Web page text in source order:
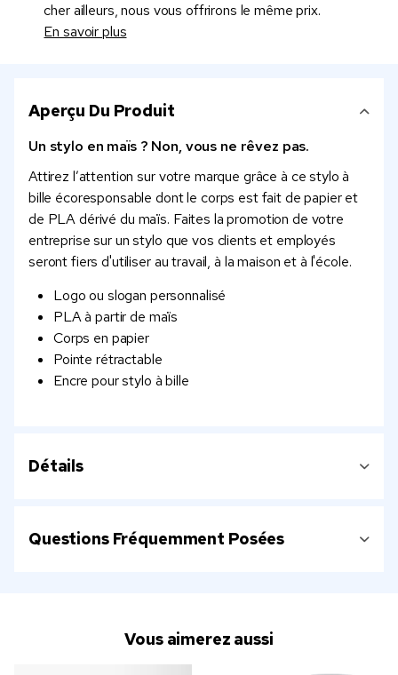
cher ailleurs, nous vous offrirons le même prix.
En savoir plus
Aperçu Du Produit
Un stylo en maïs ? Non, vous ne rêvez pas.
Attirez l’attention sur votre marque grâce à ce stylo à
bille écoresponsable dont le corps est fait de papier et
de PLA dérivé du maïs. Faites la promotion de votre
entreprise sur un stylo que vos clients et employés
seront fiers d'utiliser au travail, à la maison et à l'école.
Logo ou slogan personnalisé
PLA à partir de maïs
Corps en papier
Pointe rétractable
Encre pour stylo à bille
Détails
Questions Fréquemment Posées
Vous aimerez aussi